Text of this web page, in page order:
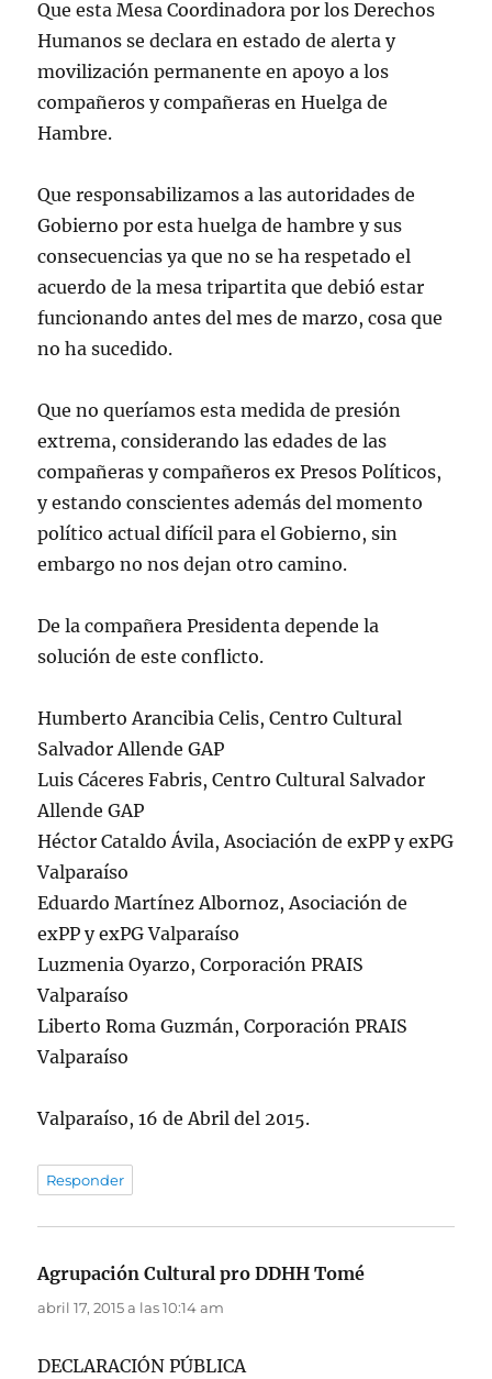
Que esta Mesa Coordinadora por los Derechos
Humanos se declara en estado de alerta y
movilización permanente en apoyo a los
compañeros y compañeras en Huelga de
Hambre.
Que responsabilizamos a las autoridades de
Gobierno por esta huelga de hambre y sus
consecuencias ya que no se ha respetado el
acuerdo de la mesa tripartita que debió estar
funcionando antes del mes de marzo, cosa que
no ha sucedido.
Que no queríamos esta medida de presión
extrema, considerando las edades de las
compañeras y compañeros ex Presos Políticos,
y estando conscientes además del momento
político actual difícil para el Gobierno, sin
embargo no nos dejan otro camino.
De la compañera Presidenta depende la
solución de este conflicto.
Humberto Arancibia Celis, Centro Cultural
Salvador Allende GAP
Luis Cáceres Fabris, Centro Cultural Salvador
Allende GAP
Héctor Cataldo Ávila, Asociación de exPP y exPG
Valparaíso
Eduardo Martínez Albornoz, Asociación de
exPP y exPG Valparaíso
Luzmenia Oyarzo, Corporación PRAIS
Valparaíso
Liberto Roma Guzmán, Corporación PRAIS
Valparaíso
Valparaíso, 16 de Abril del 2015.
Responder
Agrupación Cultural pro DDHH Tomé
abril 17, 2015 a las 10:14 am
DECLARACIÓN PÚBLICA